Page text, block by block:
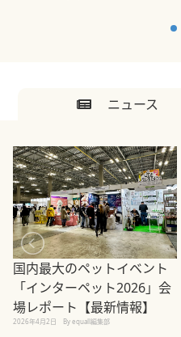
ニュース
国内最大のペットイベント
「インターペット2026」会
場レポート【最新情報】
2026年4月2日 By equall編集部